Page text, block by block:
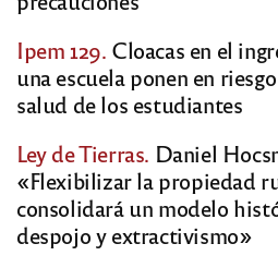
Ipem 129. Cloacas en el
una escuela ponen en
salud de los estudiantes
Ley de Tierras. Daniel
«Flexibilizar la propiedad
consolidará un modelo
despojo y extractivismo»